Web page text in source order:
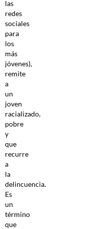
las
redes
sociales
para
los
más
jóvenes),
remite
a
un
joven
racializado,
pobre
y
que
recurre
a
la
delincuencia.
Es
un
término
que